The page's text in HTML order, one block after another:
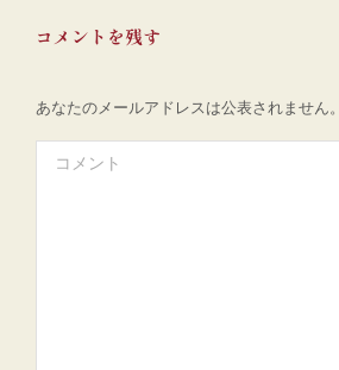
コメントを残す
あなたのメールアドレスは公表されません。
コメント